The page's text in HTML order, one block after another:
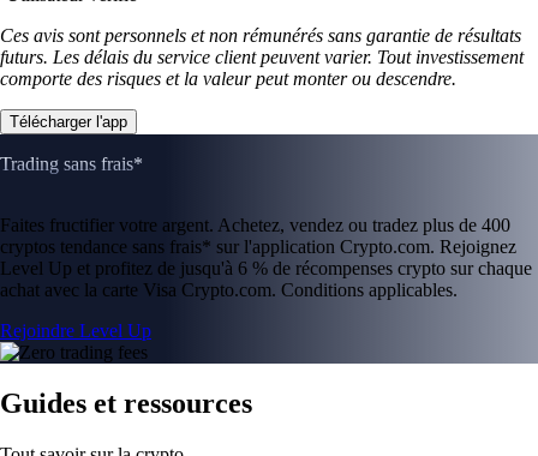
ADA$0.173717-2.61